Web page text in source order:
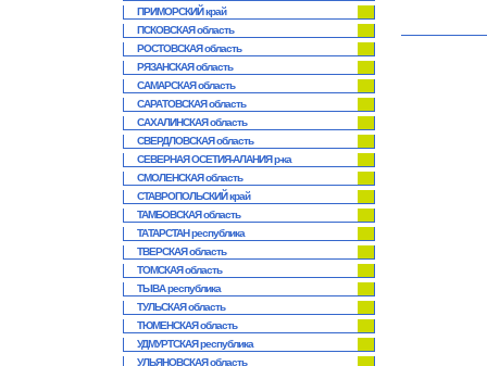
ПРИМОРСКИЙ край
ПСКОВСКАЯ область
РОСТОВСКАЯ область
РЯЗАНСКАЯ область
САМАРСКАЯ область
САРАТОВСКАЯ область
САХАЛИНСКАЯ область
СВЕРДЛОВСКАЯ область
СЕВЕРНАЯ ОСЕТИЯ-АЛАНИЯ р-ка
СМОЛЕНСКАЯ область
СТАВРОПОЛЬСКИЙ край
ТАМБОВСКАЯ область
ТАТАРСТАН республика
ТВЕРСКАЯ область
ТОМСКАЯ область
ТЫВА республика
ТУЛЬСКАЯ область
ТЮМЕНСКАЯ область
УДМУРТСКАЯ республика
УЛЬЯНОВСКАЯ область